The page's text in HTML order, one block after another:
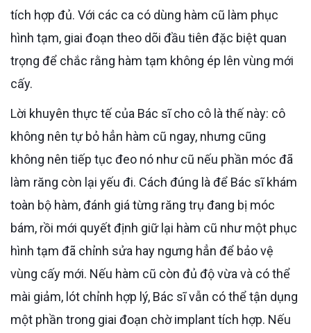
tích hợp đủ. Với các ca có dùng hàm cũ làm phục
hình tạm, giai đoạn theo dõi đầu tiên đặc biệt quan
trọng để chắc rằng hàm tạm không ép lên vùng mới
cấy.
Lời khuyên thực tế của Bác sĩ cho cô là thế này: cô
không nên tự bỏ hẳn hàm cũ ngay, nhưng cũng
không nên tiếp tục đeo nó như cũ nếu phần móc đã
làm răng còn lại yếu đi. Cách đúng là để Bác sĩ khám
toàn bộ hàm, đánh giá từng răng trụ đang bị móc
bám, rồi mới quyết định giữ lại hàm cũ như một phục
hình tạm đã chỉnh sửa hay ngưng hẳn để bảo vệ
vùng cấy mới. Nếu hàm cũ còn đủ độ vừa và có thể
mài giảm, lót chỉnh hợp lý, Bác sĩ vẫn có thể tận dụng
một phần trong giai đoạn chờ implant tích hợp. Nếu